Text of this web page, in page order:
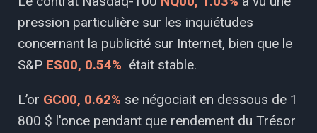
pression particulière sur les inquiétudes
concernant la publicité sur Internet, bien que le
S&P ES00, 0.54% était stable.
L’or GC00, 0.62% se négociait en dessous de 1
800 $ l'once pendant que rendement du Trésor